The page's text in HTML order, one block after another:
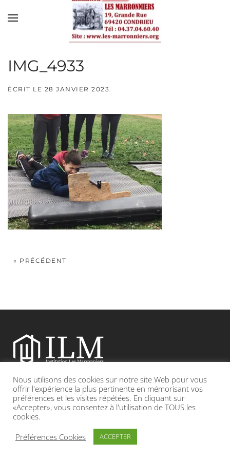
Skip to main content
IMG_4933
ÉCRIT LE 28 JANVIER 2023.
« PRÉCÉDENT
Etablissement catholique sous contrat d’association avec l’Etat
Adresse : 19, Grande rue 69420 CONDRIEU
INFOS LÉGALES POLITIQUE DE CONFIDENTIALITÉ
Nous utilisons des cookies sur notre site Web pour vous
offrir l'expérience la plus pertinente en mémorisant vos
préférences et les visites répétées. En cliquant sur
«Accepter», vous consentez à l'utilisation de TOUS les
cookies.
Préférences Cookies
ACCEPTER